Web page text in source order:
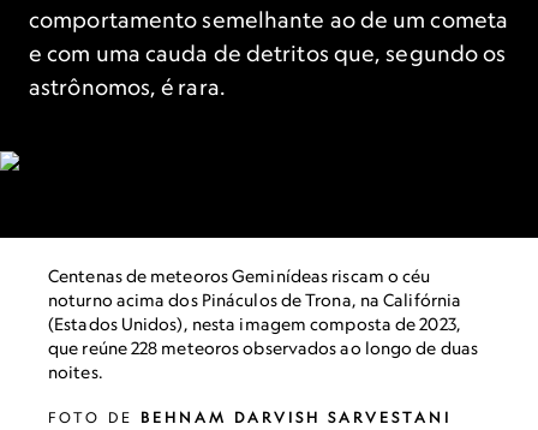
comportamento semelhante ao de um cometa
e com uma cauda de detritos que, segundo os
astrônomos, é rara.
Centenas de meteoros Geminídeas riscam o céu
noturno acima dos Pináculos de Trona, na Califórnia
(Estados Unidos), nesta imagem composta de 2023,
que reúne 228 meteoros observados ao longo de duas
noites.
FOTO DE BEHNAM DARVISH SARVESTANI